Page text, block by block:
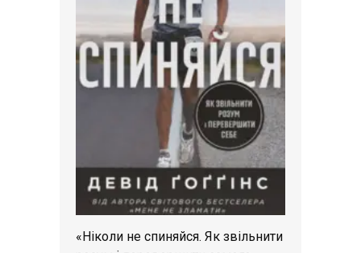
«Ніколи не спиняйся. Як звільнити